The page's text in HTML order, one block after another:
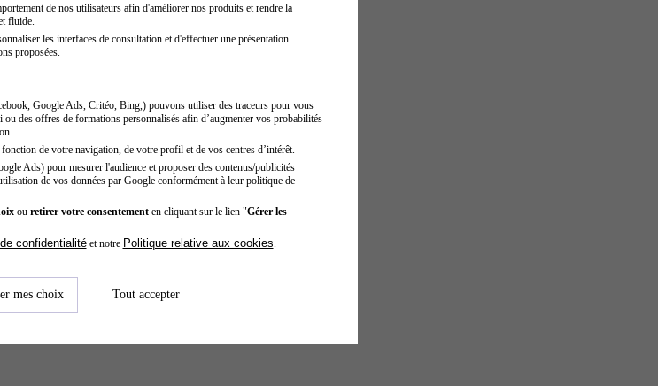
de nos utilisateurs afin d'améliorer nos produits et rendre la
fluide.
les interfaces de consultation et d'effectuer une présentation
proposées.
Google Ads, Critéo, Bing,) pouvons utiliser des traceurs pour vous
des offres de formations personnalisés afin d’augmenter vos probabilités
de votre navigation, de votre profil et de vos centres d’intérêt.
Ads) pour mesurer l'audience et proposer des contenus/publicités
de vos données par Google conformément à leur politique de
ou retirer votre consentementen cliquant sur le lien "Gérer les
confidentialitéet notre Politique relative aux cookies
mes choix Tout accepter